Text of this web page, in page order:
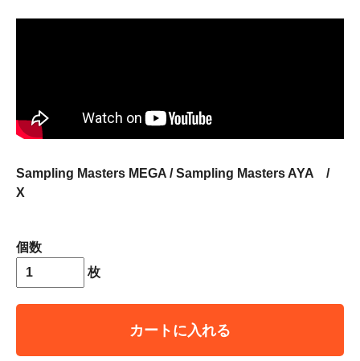
Sampling Masters MEGA / Sampling Masters AYA /
X
個数
枚
カートに入れる